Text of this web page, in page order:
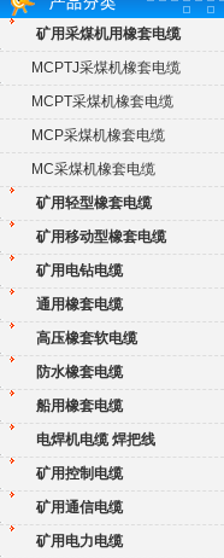
矿用采煤机用橡套电缆
MCPTJ采煤机橡套电缆
MCPT采煤机橡套电缆
MCP采煤机橡套电缆
MC采煤机橡套电缆
矿用轻型橡套电缆
矿用移动型橡套电缆
矿用电钻电缆
通用橡套电缆
高压橡套软电缆
防水橡套电缆
船用橡套电缆
电焊机电缆 焊把线
矿用控制电缆
矿用通信电缆
矿用电力电缆